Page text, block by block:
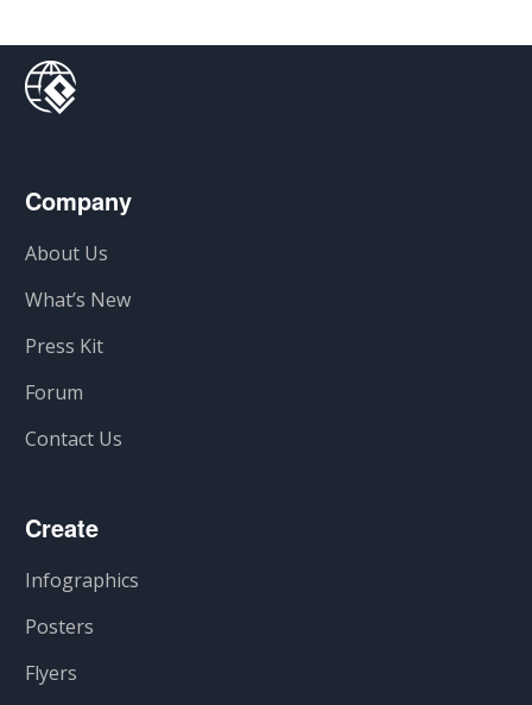
Company
About Us
What’s New
Press Kit
Forum
Contact Us
Create
Infographics
Posters
Flyers